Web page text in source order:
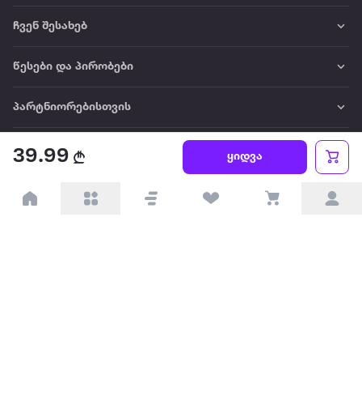
39.99 ყიდვა
ჩვენ შესახებ
წესები და პირობები
პარტნიორებისთვის
ტრენდული
პოპულარული